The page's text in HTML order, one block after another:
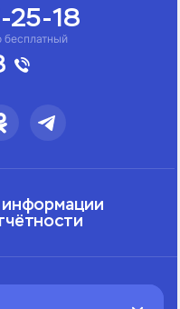
бесплатный
25-18
информации